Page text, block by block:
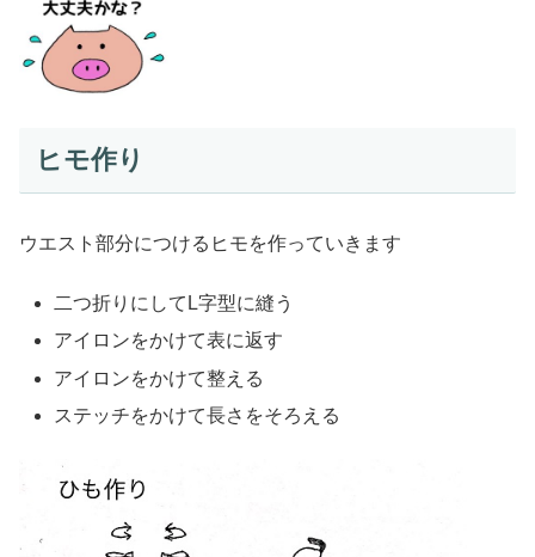
ヒモ作り
ウエスト部分につけるヒモを作っていきます
二つ折りにしてL字型に縫う
アイロンをかけて表に返す
アイロンをかけて整える
ステッチをかけて長さをそろえる